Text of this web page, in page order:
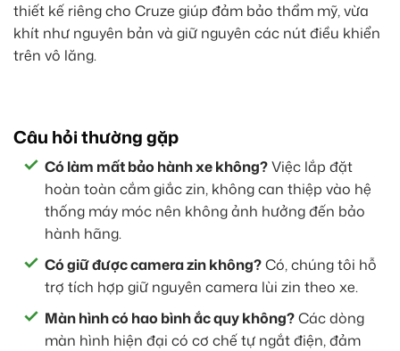
thiết kế riêng cho Cruze giúp đảm bảo thẩm mỹ, vừa
khít như nguyên bản và giữ nguyên các nút điều khiển
trên vô lăng.
Câu hỏi thường gặp
Có làm mất bảo hành xe không?Việc lắp đặt
hoàn toàn cắm giắc zin, không can thiệp vào hệ
thống máy móc nên không ảnh hưởng đến bảo
hành hãng.
Có giữ được camera zin không?Có, chúng tôi hỗ
trợ tích hợp giữ nguyên camera lùi zin theo xe.
Màn hình có hao bình ắc quy không?Các dòng
màn hình hiện đại có cơ chế tự ngắt điện, đảm